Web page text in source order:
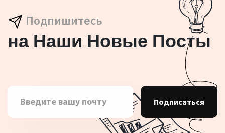
Подпишитесь
на Наши Новые Посты
Подписаться